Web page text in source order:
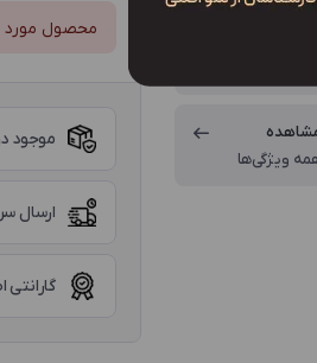
ویژگی‌ها
محصول مورد
موجود
ارسال
گارانتی